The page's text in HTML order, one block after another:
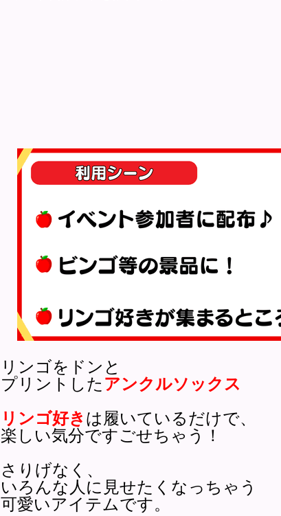
リンゴをドンと
プリントした アンクルソックス
リンゴ好き は履いているだけで、
楽しい気分ですごせちゃう！
さりげなく、
いろんな人に見せたくなっちゃう
可愛いアイテムです。